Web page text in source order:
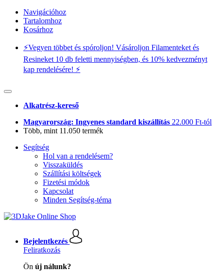
Navigációhoz
Tartalomhoz
Kosárhoz
⚡️Vegyen többet és spóroljon! Vásároljon Filamenteket és
Resineket 10 db feletti mennyiségben, és 10% kedvezményt
kap rendelésére! ⚡️
Alkatrész-kereső
Magyarország: Ingyenes standard kiszállítás 22.000 Ft-tól
Több, mint 11.050 termék
Segítség
Hol van a rendelésem?
Visszaküldés
Szállítási költségek
Fizetési módok
Kapcsolat
Minden Segítség-téma
Bejelentkezés
Feliratkozás
Ön új nálunk?